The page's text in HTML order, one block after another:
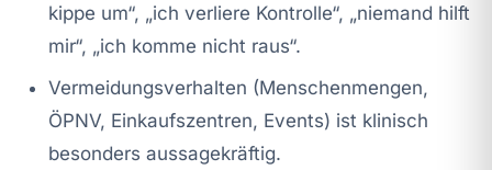
kippe um“, „ich verliere Kontrolle“, „niemand hilft
mir“, „ich komme nicht raus“.
Vermeidungsverhalten (Menschenmengen,
ÖPNV, Einkaufszentren, Events) ist klinisch
besonders aussagekräftig.